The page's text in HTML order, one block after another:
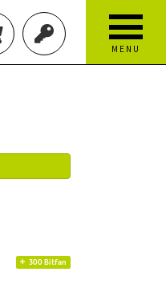
MENU
300 Bitfan